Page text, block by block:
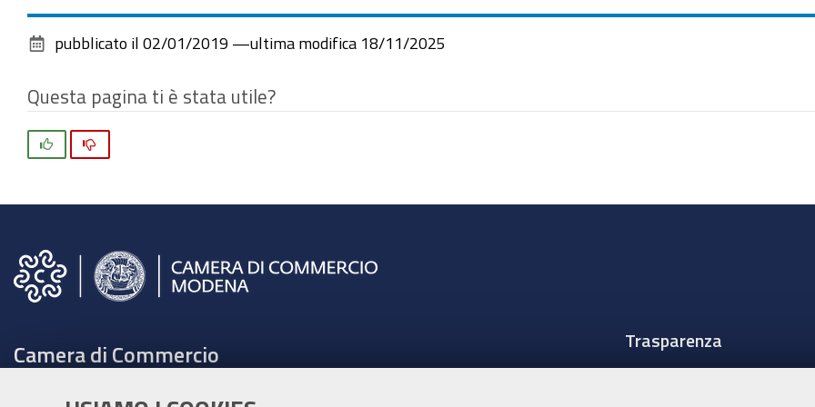
pubblicato il 02/01/2019 —ultima modifica 18/11/2025
Questa pagina ti è stata utile?
Camera di Commercio
Trasparenza